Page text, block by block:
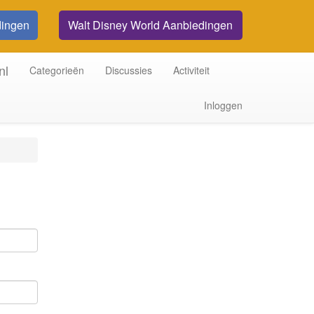
Walt Disney World Aanbiedingen
Categorieën Discussies Activiteit
Inloggen